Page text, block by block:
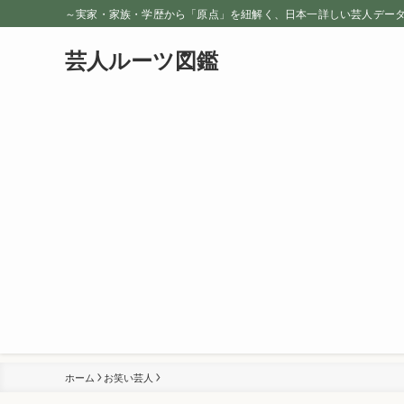
～実家・家族・学歴から「原点」を紐解く、日本一詳しい芸人デー
芸人ルーツ図鑑
ホーム お笑い芸人